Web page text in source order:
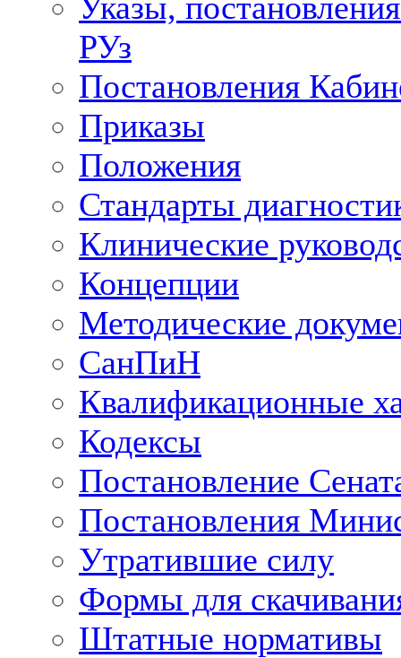
РУз
Постановления
Приказы
Положения
Стандарты
Клинические
Концепции
Методические
СанПиН
Квалификационные
Кодексы
Постановление
Постановления
Утратившие силу
Формы для
Штатные нормативы